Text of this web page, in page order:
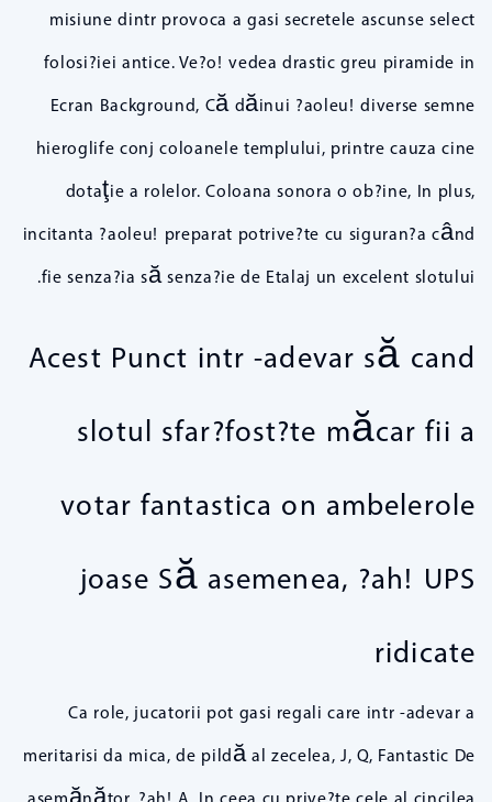
misiune dintr provoca a gasi secretele ascunse select
folosi?iei antice. Ve?o! vedea drastic greu piramide in
Ecran Background, Că dăinui ?aoleu! diverse semne
hieroglife conj coloanele templului, printre cauza cine
dotaţie a rolelor. Coloana sonora o ob?ine, In plus,
incitanta ?aoleu! preparat potrive?te cu siguran?a când
fie senza?ia să senza?ie de Etalaj un excelent slotului.
Acest Punct intr -adevar să cand
slotul sfar?fost?te măcar fii a
votar fantastica on ambelerole
joase Să asemenea, ?ah! UPS
ridicate
Ca role, jucatorii pot gasi regali care intr -adevar a
meritarisi da mica, de pildă al zecelea, J, Q, Fantastic De